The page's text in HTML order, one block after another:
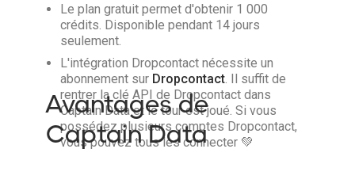
Le plan gratuit permet d'obtenir 1 000
crédits. Disponible pendant 14 jours
seulement.
L'intégration Dropcontact nécessite un
abonnement sur Dropcontact . Il suffit de
rentrer la clé API de Dropcontact dans
Captain Data et le tour est joué. Si vous
possédez plusieurs comptes Dropcontact,
vous pouvez tous les connecter 💚
Avantages de
Captain Data